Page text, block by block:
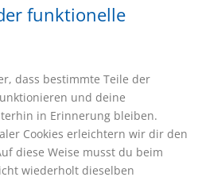
funktionelle
dass bestimmte Teile der
und deine
in Erinnerung bleiben.
Cookies erleichtern wir dir den
diese Weise musst du beim
wiederholt dieselben